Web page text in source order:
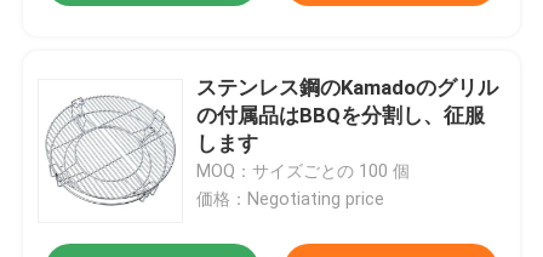
ステンレス鋼のKamadoのグリル
の付属品はBBQを分割し、征服
します
MOQ：サイズごとの 100 個
価格：Negotiating price